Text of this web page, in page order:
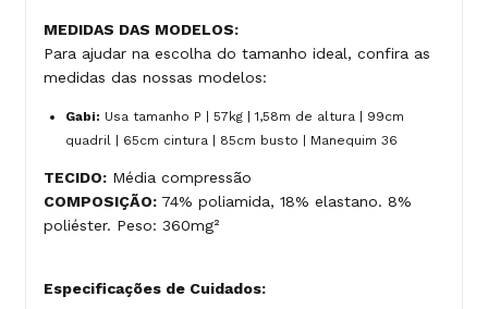
MEDIDAS DAS MODELOS:
Para ajudar na escolha do tamanho ideal, confira as
medidas das nossas modelos:
Gabi: Usa tamanho P | 57kg | 1,58m de altura | 99cm
quadril | 65cm cintura | 85cm busto | Manequim 36
TECIDO: Média compressão
COMPOSIÇÃO: 74% poliamida, 18% elastano. 8%
poliéster. Peso: 360mg²
Especificações de Cuidados: